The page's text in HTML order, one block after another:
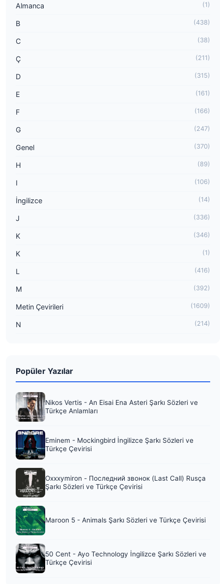
Almanca (1)
B (438)
C (38)
Ç (211)
D (315)
E (161)
F (166)
G (247)
Genel (370)
H (89)
I (106)
İngilizce (14)
J (336)
K (346)
K (1)
L (416)
M (392)
Metin Çevirileri (1609)
N (214)
Popüler Yazılar
Nikos Vertis - An Eisai Ena Asteri Şarkı Sözleri ve
Türkçe Anlamları
Eminem - Mockingbird İngilizce Şarkı Sözleri ve
Türkçe Çevirisi
Oxxxymiron - Последний звонок (Last Call) Rusça
Şarkı Sözleri ve Türkçe Çevirisi
Maroon 5 - Animals Şarkı Sözleri ve Türkçe Çevirisi
50 Cent - Ayo Technology İngilizce Şarkı Sözleri ve
Türkçe Çevirisi